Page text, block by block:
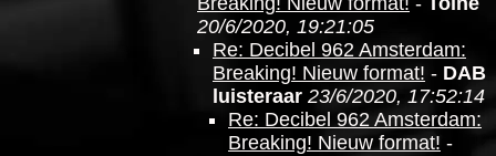
20/6/2020, 19:21:05
Re: Decibel 962 Amsterdam:
Breaking! Nieuw format! - DAB
luisteraar 23/6/2020, 17:52:14
Re: Decibel 962 Amsterdam:
Breaking! Nieuw format! -